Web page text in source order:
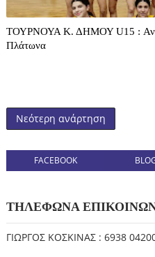
ΤΟΥΡΝΟΥΑ Κ. ΔΗΜΟΥ U15 :
Πλάτωνα
Νεότερη ανάρτηση
FACEBOOK
ΤΗΛΕΦΩΝΑ
ΓΙΩΡΓΟΣ ΚΟΣΚΙΝΑΣ : 6938